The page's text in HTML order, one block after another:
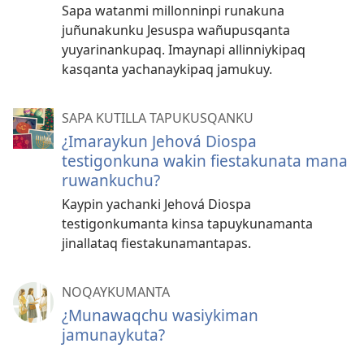
Sapa watanmi millonninpi runakuna
juñunakunku Jesuspa wañupusqanta
yuyarinankupaq. Imaynapi allinniykipaq
kasqanta yachanaykipaq jamukuy.
SAPA KUTILLA TAPUKUSQANKU
¿Imaraykun Jehová Diospa
testigonkuna wakin fiestakunata mana
ruwankuchu?
Kaypin yachanki Jehová Diospa
testigonkumanta kinsa tapuykunamanta
jinallataq fiestakunamantapas.
NOQAYKUMANTA
¿Munawaqchu wasiykiman
jamunaykuta?